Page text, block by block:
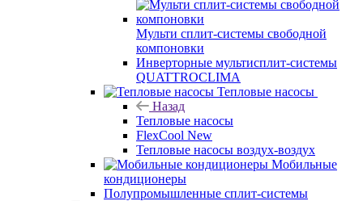
Мульти сплит-системы свободной
компоновки
Инверторные мультисплит-системы
QUATTROCLIMA
Тепловые насосы
Назад
Тепловые насосы
FlexCool New
Тепловые насосы воздух-воздух
Мобильные
кондиционеры
Полупромышленные сплит-системы